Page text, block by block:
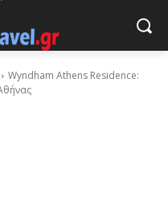
Wyndham Athens Residence: